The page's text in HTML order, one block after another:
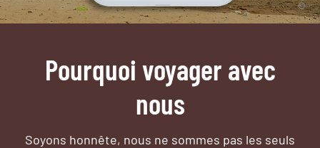
Pourquoi voyager avec
nous
Soyons honnête, nous ne sommes pas les seuls